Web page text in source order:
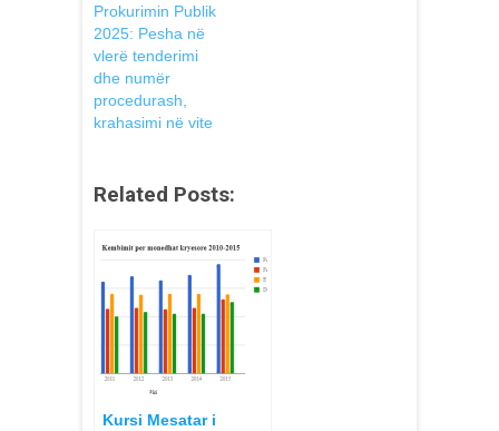
Prokurimin Publik
2025: Pesha në
vlerë tenderimi
dhe numër
procedurash,
krahasimi në vite
Related Posts:
Kursi Mesatar i